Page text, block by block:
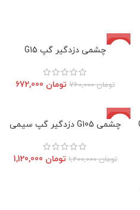
-12%
اتمام موجودی
چشمی دزدگیر گپ G15
تومان760,000 تومان
-7%
اتمام موجودی
چشمی G105 دزدگیر گپ سیمی
تومان1,200,000 تومان